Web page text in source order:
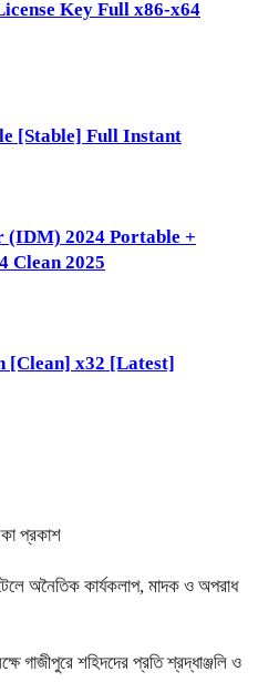
Key Full x86-x64
[Stable] Full Instant
(IDM) 2024 Portable +
Clean 2025
[Clean] x32 [Latest]
প্রকাশ
অনৈতিক কার্যকলাপ, মাদক ও অপরাধ
শহিদদের প্রতি শ্রদ্ধাঞ্জলি ও